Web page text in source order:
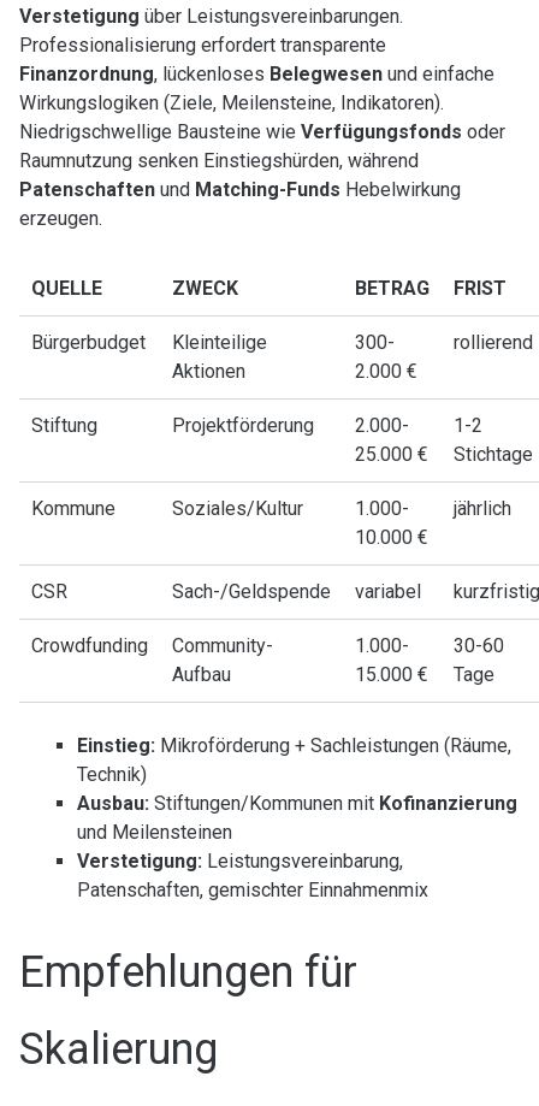
Verstetigung über Leistungsvereinbarungen.
Professionalisierung erfordert transparente
Finanzordnung, lückenloses Belegwesenund einfache
Wirkungslogiken (Ziele, Meilensteine, Indikatoren).
Niedrigschwellige Bausteine wie Verfügungsfonds oder
Raumnutzung senken Einstiegshürden, während
Patenschaftenund Matching-Funds Hebelwirkung
erzeugen.
QUELLE ZWECK BETRAG FRIST
Bürgerbudget
Kleinteilige
Aktionen
300-
2.000 €
rollierend
Stiftung Projektförderung
2.000-
25.000 €
1-2
Stichtage
Kommune Soziales/Kultur
1.000-
10.000 €
jährlich
CSR Sach-/Geldspende variabel kurzfristig
Crowdfunding
Community-
Aufbau
1.000-
15.000 €
30-60
Tage
Einstieg: Mikroförderung + Sachleistungen (Räume,
Technik)
Ausbau: Stiftungen/Kommunen mit Kofinanzierung
und Meilensteinen
Verstetigung: Leistungsvereinbarung,
Patenschaften, gemischter Einnahmenmix
Empfehlungen für
Skalierung